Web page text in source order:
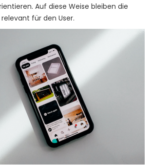
Auf diese Weise bleiben die
für den User.